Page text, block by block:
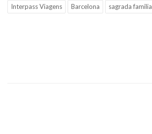
Interpass Viagens Barcelona sagrada familia